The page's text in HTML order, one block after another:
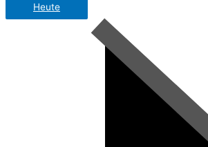
Heute